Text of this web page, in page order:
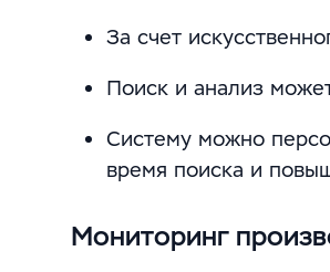
За счет
Поиск и анализ
Систему можно
время поиска и
Мониторинг